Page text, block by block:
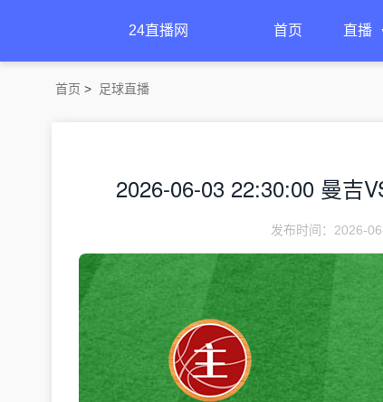
24直播网 首页 直播
首页 > 足球直播
2026-06-03 22:30:00 曼吉
发布时间：2026-